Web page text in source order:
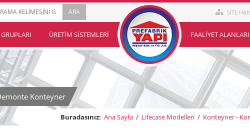
SİTE
ÜRETIM SISTEMLERI FAALIYET ALANLARI
Konteyner
Buradasınız: Ana Sayfa / Lifecase Modelleri / Konteyner -